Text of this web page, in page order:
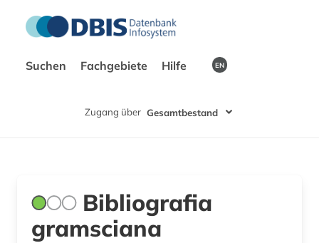
Suchen Fachgebiete Hilfe EN
Zugang über Gesamtbestand
Bibliografia
gramsciana